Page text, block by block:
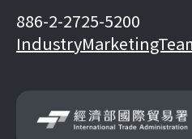
886-2-2725-5200